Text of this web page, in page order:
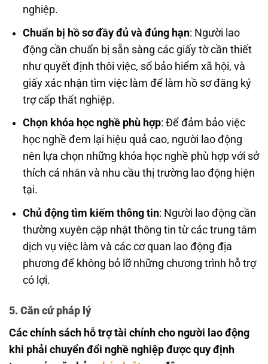
nghiệp.
Chuẩn bị hồ sơ đầy đủ và đúng hạn: Người lao
động cần chuẩn bị sẵn sàng các giấy tờ cần thiết
như quyết định thôi việc, sổ bảo hiểm xã hội, và
giấy xác nhận tìm việc làm để làm hồ sơ đăng ký
trợ cấp thất nghiệp.
Chọn khóa học nghề phù hợp: Để đảm bảo việc
học nghề đem lại hiệu quả cao, người lao động
nên lựa chọn những khóa học nghề phù hợp với sở
thích cá nhân và nhu cầu thị trường lao động hiện
tại.
Chủ động tìm kiếm thông tin: Người lao động cần
thường xuyên cập nhật thông tin từ các trung tâm
dịch vụ việc làm và các cơ quan lao động địa
phương để không bỏ lỡ những chương trình hỗ trợ
có lợi.
5. Căn cứ pháp lý
Các chính sách hỗ trợ tài chính cho người lao động
khi phải chuyển đổi nghề nghiệp được quy định